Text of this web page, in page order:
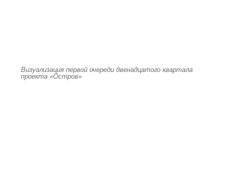
Визуализация первой очереди двенадцатого квартала
проекта «Остров»